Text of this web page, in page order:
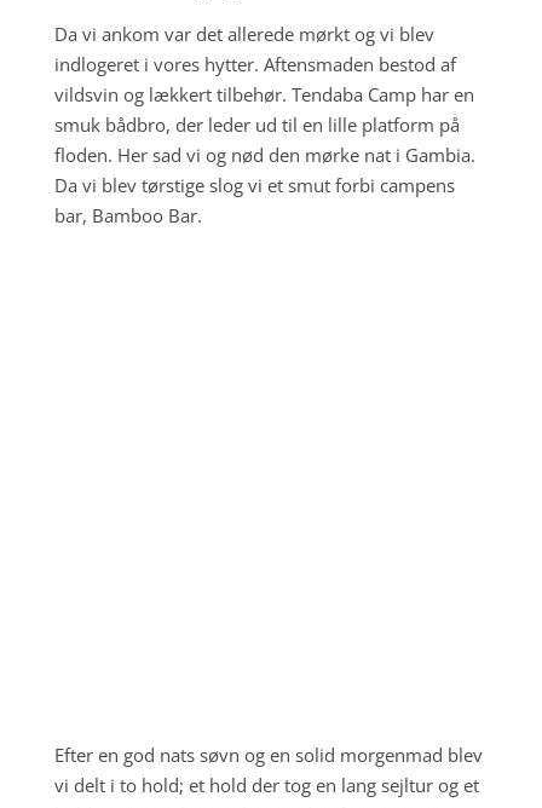
Da vi ankom var det allerede mørkt og vi blev
indlogeret i vores hytter. Aftensmaden bestod af
vildsvin og lækkert tilbehør. Tendaba Camp har en
smuk bådbro, der leder ud til en lille platform på
floden. Her sad vi og nød den mørke nat i Gambia.
Da vi blev tørstige slog vi et smut forbi campens
bar, Bamboo Bar.
Efter en god nats søvn og en solid morgenmad blev
vi delt i to hold; et hold der tog en lang sejltur og et